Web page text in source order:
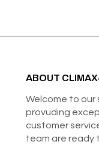
ABOUT
Welcome to our
provuding
customer
team are ready